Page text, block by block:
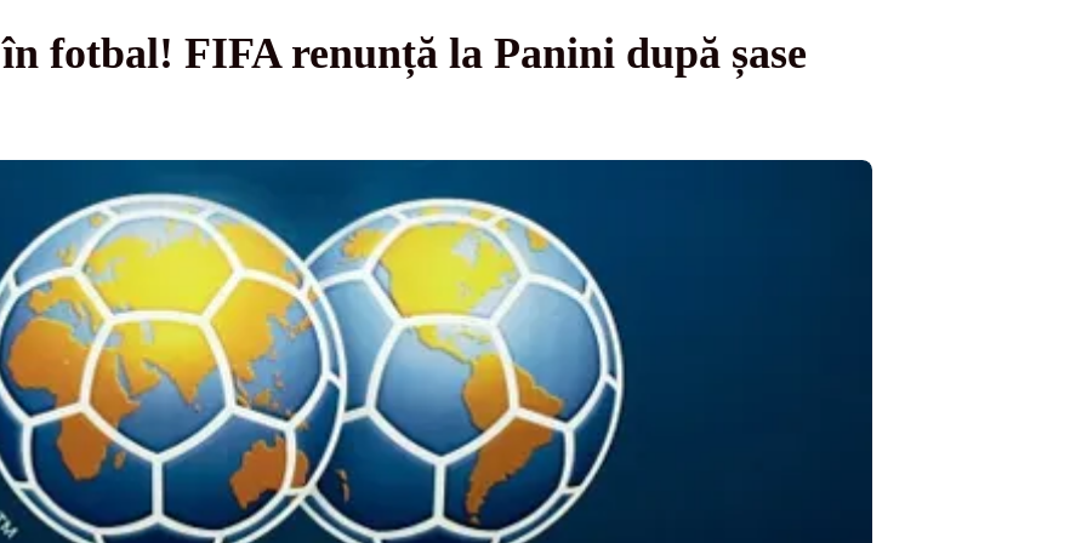
fotbal! FIFA renunță la Panini după șase